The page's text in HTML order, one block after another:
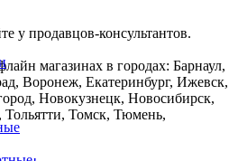
у продавцов-консультантов.
магазинах в городах: Барнаул,
Воронеж, Екатеринбург, Ижевск,
Новокузнецк, Новосибирск,
Томск, Тюмень,